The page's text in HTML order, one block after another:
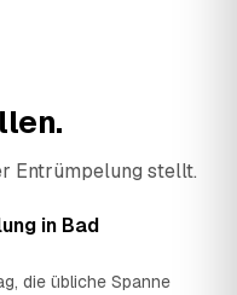
Entrümpelung stellt.
in Bad
die übliche Spanne